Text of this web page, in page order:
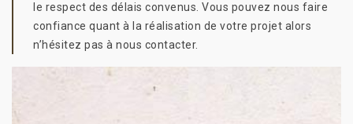
le respect des délais convenus. Vous pouvez nous faire
confiance quant à la réalisation de votre projet alors
n’hésitez pas à nous contacter.